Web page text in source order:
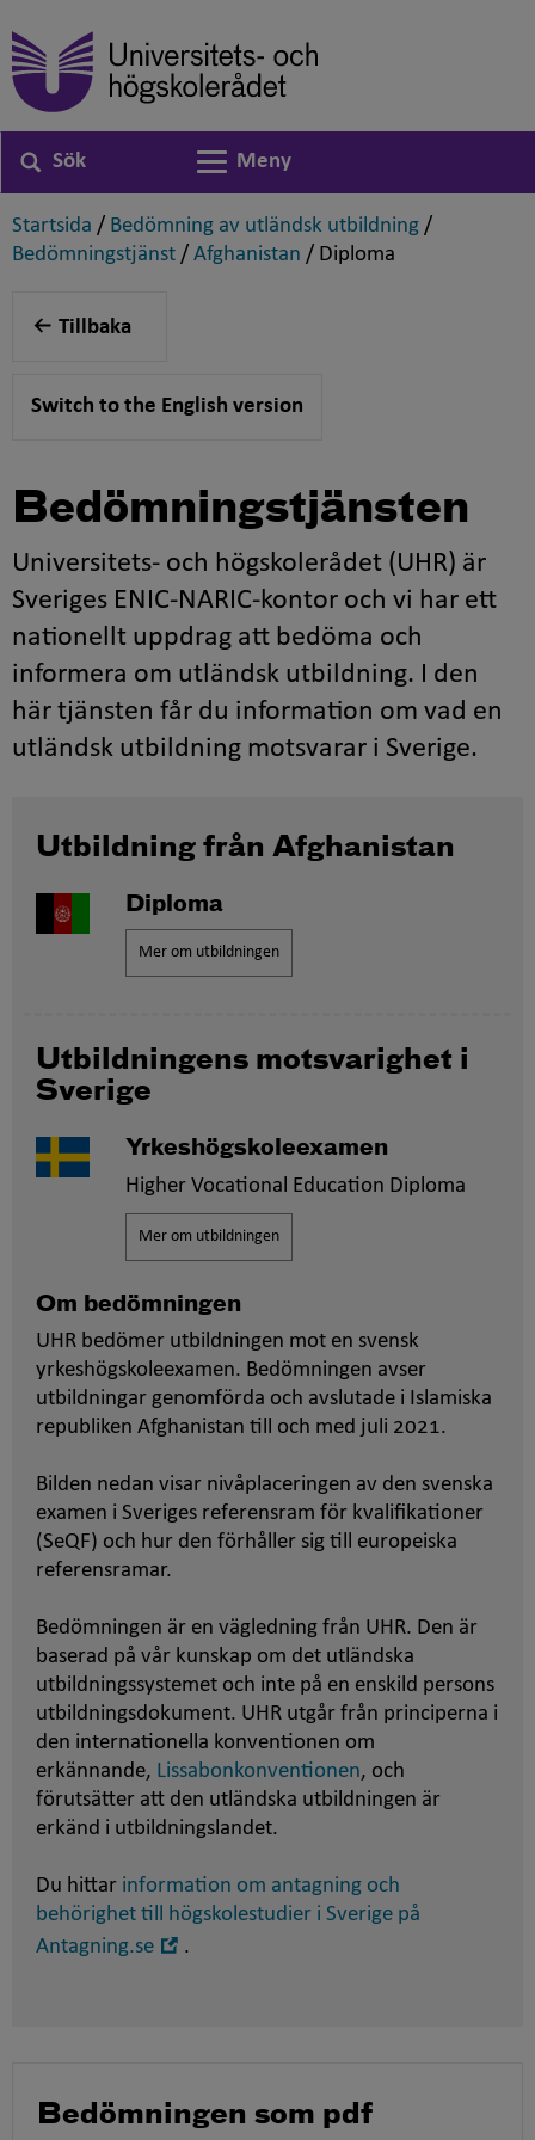
Sök
Växla navigering
Meny
Startsida ,
/ Bedömning av utländsk utbildning ,
/
Bedömningstjänst ,
/ Afghanistan ,
/ Diploma
Tillbaka
Switch to the English version
Bedömningstjänsten
Universitets- och högskolerådet (UHR) är
Sveriges ENIC-NARIC-kontor och vi har ett
nationellt uppdrag att bedöma och
informera om utländsk utbildning. I den
här tjänsten får du information om vad en
utländsk utbildning motsvarar i Sverige.
Utbildning från Afghanistan
Diploma
Mer om utbildningen
Utbildningens motsvarighet i
Sverige
Yrkeshögskoleexamen
Higher Vocational Education Diploma
Mer om utbildningen
Om bedömningen
UHR bedömer utbildningen mot en svensk
yrkeshögskoleexamen. Bedömningen avser
utbildningar genomförda och avslutade i Islamiska
republiken Afghanistan till och med juli 2021.
Bilden nedan visar nivåplaceringen av den svenska
examen i Sveriges referensram för kvalifikationer
(SeQF) och hur den förhåller sig till europeiska
referensramar.
Bedömningen är en vägledning från UHR. Den är
baserad på vår kunskap om det utländska
utbildningssystemet och inte på en enskild persons
utbildningsdokument. UHR utgår från principerna i
den internationella konventionen om
erkännande, Lissabonkonventionen, och
förutsätter att den utländska utbildningen är
erkänd i utbildningslandet.
Du hittar information om antagning och
behörighet till högskolestudier i Sverige på
Antagning.se
.
Bedömningen som pdf